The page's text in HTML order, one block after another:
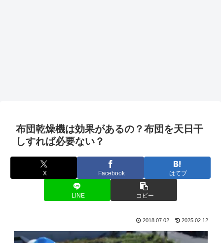
布団乾燥機は効果があるの？布団を天日干
しすれば必要ない？
X Facebook はてブ
LINE コピー
2018.07.02 2025.02.12